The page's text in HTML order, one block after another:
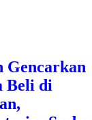
Gencarkan
Beli di